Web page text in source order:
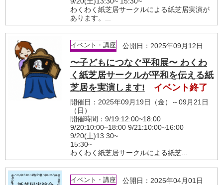
わくわく紙芝居サークルによる紙芝居実演が
あります。...
イベント・講座 公開日：2025年09月12日
〜子どもにつなぐ平和展〜 わくわ
く紙芝居サークルが平和を伝える紙
芝居を実演します!
イベント終了
開催日：2025年09月19日（金）～09月21日
（日）
開催時間：9/19:12:00~18:00
9/20:10:00~18:00 9/21:10:00~16:00
9/20(土)13:30~
15:30~
わくわく紙芝居サークルによる紙芝...
イベント・講座 公開日：2025年04月01日